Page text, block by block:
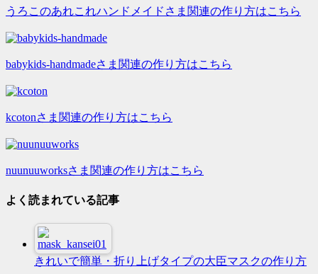
うろこのあれこれハンドメイドさま関連の作り方はこちら
babykids-handmadeさま関連の作り方はこちら
kcotonさま関連の作り方はこちら
nuunuuworksさま関連の作り方はこちら
よく読まれている記事
きれいで簡単・折り上げタイプの大臣マスクの作り方